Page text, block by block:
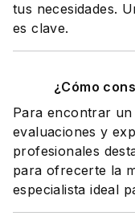
tus necesidades.
es clave.
¿Cómo
Para encontrar
evaluaciones y
profesionales
para ofrecerte la
especialista ideal